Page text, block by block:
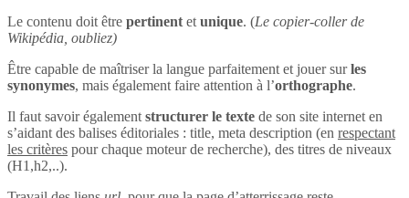
Le contenu doit être pertinent et unique. (Le copier-coller de
Wikipédia, oubliez)
Être capable de maîtriser la langue parfaitement et jouer surles
synonymes, mais également faire attention à l’orthographe.
Il faut savoir également structurer le texte de son site internet en
s’aidant des balises éditoriales : title, meta description (en respectant
les critères pour chaque moteur de recherche), des titres de niveaux
(H1,h2,..).